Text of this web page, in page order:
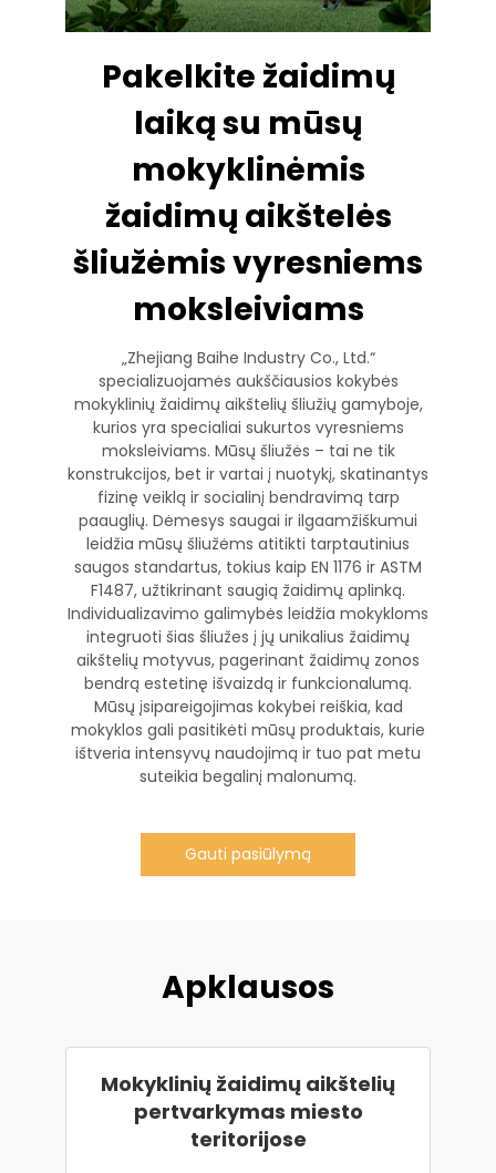
Pakelkite žaidimų
laiką su mūsų
mokyklinėmis
žaidimų aikštelės
šliužėmis vyresniems
moksleiviams
„Zhejiang Baihe Industry Co., Ltd.“
specializuojamės aukščiausios kokybės
mokyklinių žaidimų aikštelių šliužių gamyboje,
kurios yra specialiai sukurtos vyresniems
moksleiviams. Mūsų šliužės – tai ne tik
konstrukcijos, bet ir vartai į nuotykį, skatinantys
fizinę veiklą ir socialinį bendravimą tarp
paauglių. Dėmesys saugai ir ilgaamžiškumui
leidžia mūsų šliužėms atitikti tarptautinius
saugos standartus, tokius kaip EN 1176 ir ASTM
F1487, užtikrinant saugią žaidimų aplinką.
Individualizavimo galimybės leidžia mokykloms
integruoti šias šliužes į jų unikalius žaidimų
aikštelių motyvus, pagerinant žaidimų zonos
bendrą estetinę išvaizdą ir funkcionalumą.
Mūsų įsipareigojimas kokybei reiškia, kad
mokyklos gali pasitikėti mūsų produktais, kurie
ištveria intensyvų naudojimą ir tuo pat metu
suteikia begalinį malonumą.
Gauti pasiūlymą
Apklausos
Mokyklinių žaidimų aikštelių
pertvarkymas miesto
teritorijose